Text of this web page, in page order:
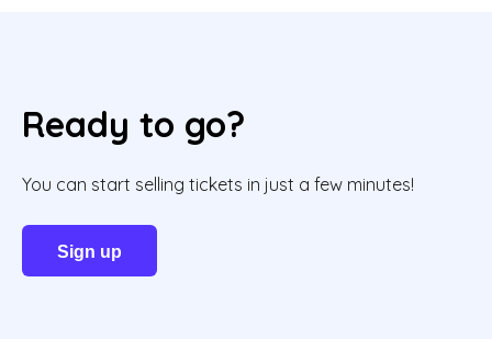
Ready to go?
You can start selling tickets in just a few minutes!
Sign up